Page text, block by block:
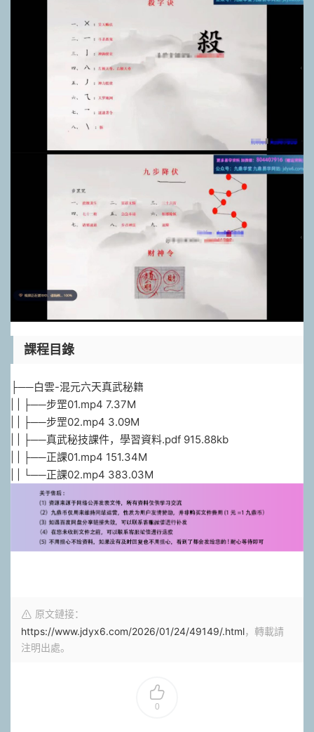
課程目錄
├──白雲-混元六天真武秘籍
| | ├──步罡01.mp4 7.37M
| | ├──步罡02.mp4 3.09M
| | ├──真武秘技課件，學習資料.pdf 915.88kb
| | ├──正課01.mp4 151.34M
| | └──正課02.mp4 383.03M
原文鏈接：
https://www.jdyx6.com/2026/01/24/49149/.html，轉載請
注明出處。
0